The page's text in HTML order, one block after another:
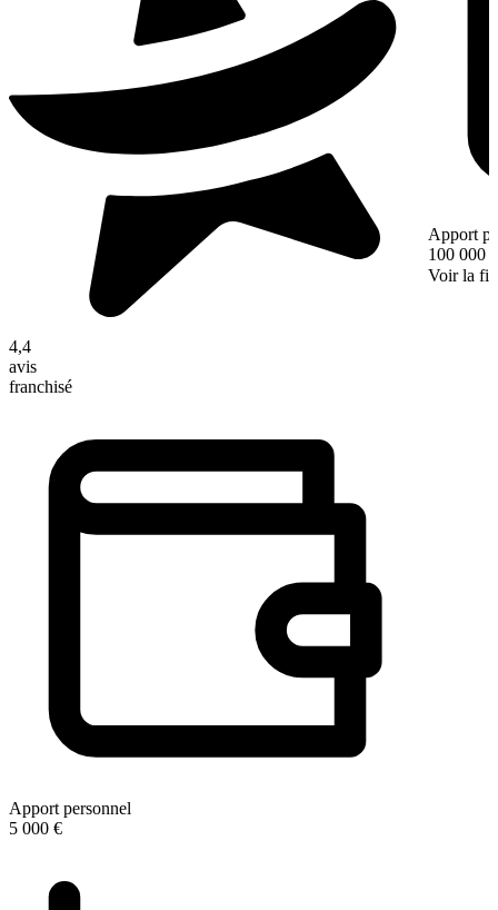
4,4
avis
franchisé
Apport personnel
5 000 €
Apport
100 000 €
Voir la